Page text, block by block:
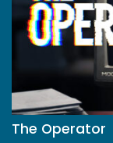
The Operator